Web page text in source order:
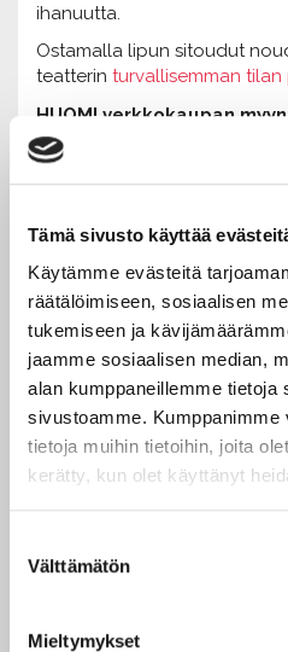
Tämä sivusto käyttää
Käytämme evästeitä
räätälöimiseen, sosiaalisen
tukemiseen ja
jaamme sosiaalisen median,
alan kumppaneillemme tietoja
sivustoamme. Kumppanimme
tietoja muihin tietoihin, joita
kerätty, kun olet käyttänyt
valinta
Välttämätön
Mieltymykset
ihanuutta.
Ostamalla lipun sitoudut
teatterin turvallisemman tilan
HUOM! verkkokaupan
esitystä.
Vapaita paikkoja voi
ESITYSPÄIVÄ JA LIPUT
Kehräämö
To 8.10. klo 18
Liput 20/15€
Liput + iltapäivätee/kahvi
Liput ostettuasi saat
lataamaan pdf-liput. Voit
näytöltä.